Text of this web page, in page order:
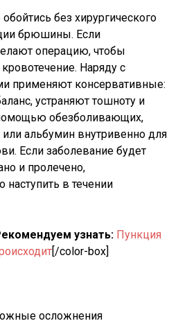
без хирургического
брюшины. Если
операцию, чтобы
Наряду с
применяют консервативные:
устраняют тошноту и
обезболивающих,
или альбумин внутривенно для
Если заболевание будет
и пролечено,
в течении
узнать: Пункция
[/color-box]